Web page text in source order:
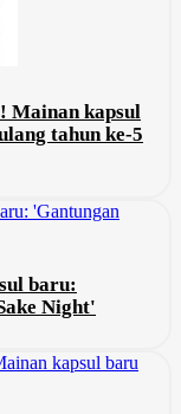
Mainan kapsul
tahun ke-5
baru:
Night'